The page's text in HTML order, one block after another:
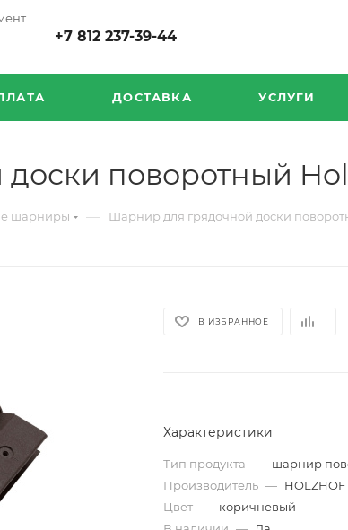
+7 812 237-39-44
ДОСТАВКА УСЛУГИ
поворотный
шарниры — Шарнир для грядочной доски
В ИЗБРАННОЕ
Характеристики
Тип продукта — шарнир
Производитель — HOLZHOF
Цвет — коричневый